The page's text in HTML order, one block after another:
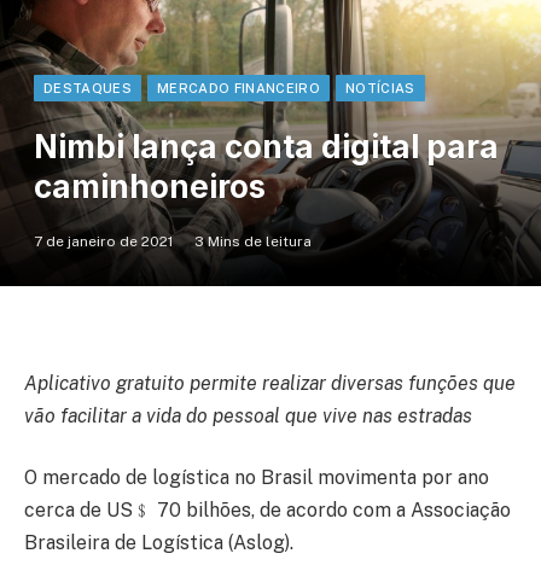
DESTAQUES MERCADO FINANCEIRO NOTÍCIAS
Nimbi lança conta digital para
caminhoneiros
7 de janeiro de 2021 3 Mins de leitura
Aplicativo gratuito permite realizar diversas funções que
vão facilitar a vida do pessoal que vive nas estradas
O mercado de logística no Brasil movimenta por ano
cerca de US﹩ 70 bilhões, de acordo com a Associação
Brasileira de Logística (Aslog).